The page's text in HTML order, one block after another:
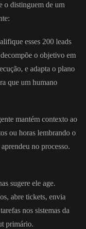
o distinguem de um
esses 200 leads
o objetivo em
e adapta o plano
que um humano
mantém contexto ao
ou horas lembrando o
no processo.
sugere ele age.
abre tickets, envia
nos sistemas da
primário.